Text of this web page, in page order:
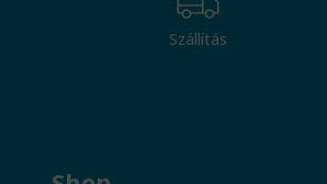
Szállítás